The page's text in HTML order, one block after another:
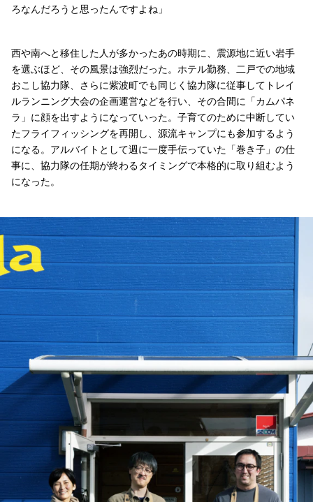
ろなんだろうと思ったんですよね」
西や南へと移住した人が多かったあの時期に、震源地に近い岩手
を選ぶほど、その風景は強烈だった。ホテル勤務、二戸での地域
おこし協力隊、さらに紫波町でも同じく協力隊に従事してトレイ
ルランニング大会の企画運営などを行い、その合間に「カムパネ
ラ」に顔を出すようになっていった。子育てのために中断してい
たフライフィッシングを再開し、源流キャンプにも参加するよう
になる。アルバイトとして週に一度手伝っていた「巻き子」の仕
事に、協力隊の任期が終わるタイミングで本格的に取り組むよう
になった。